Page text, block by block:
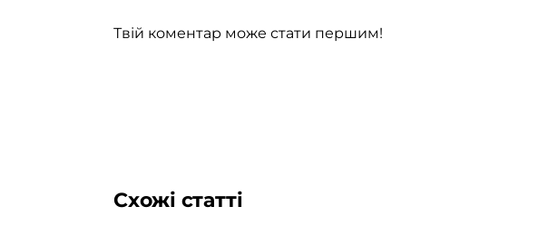
Твій коментар може стати першим!
Схожі статті